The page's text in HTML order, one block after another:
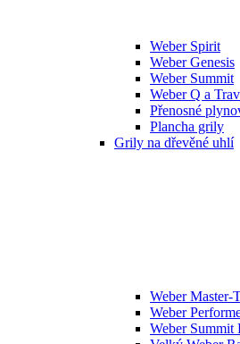
Weber Spirit
Weber Genesis
Weber Summit
Weber Q a
Přenosné
Plancha grily
Grily na dřevěné uhlí
Weber Master-
Weber
Weber Summit